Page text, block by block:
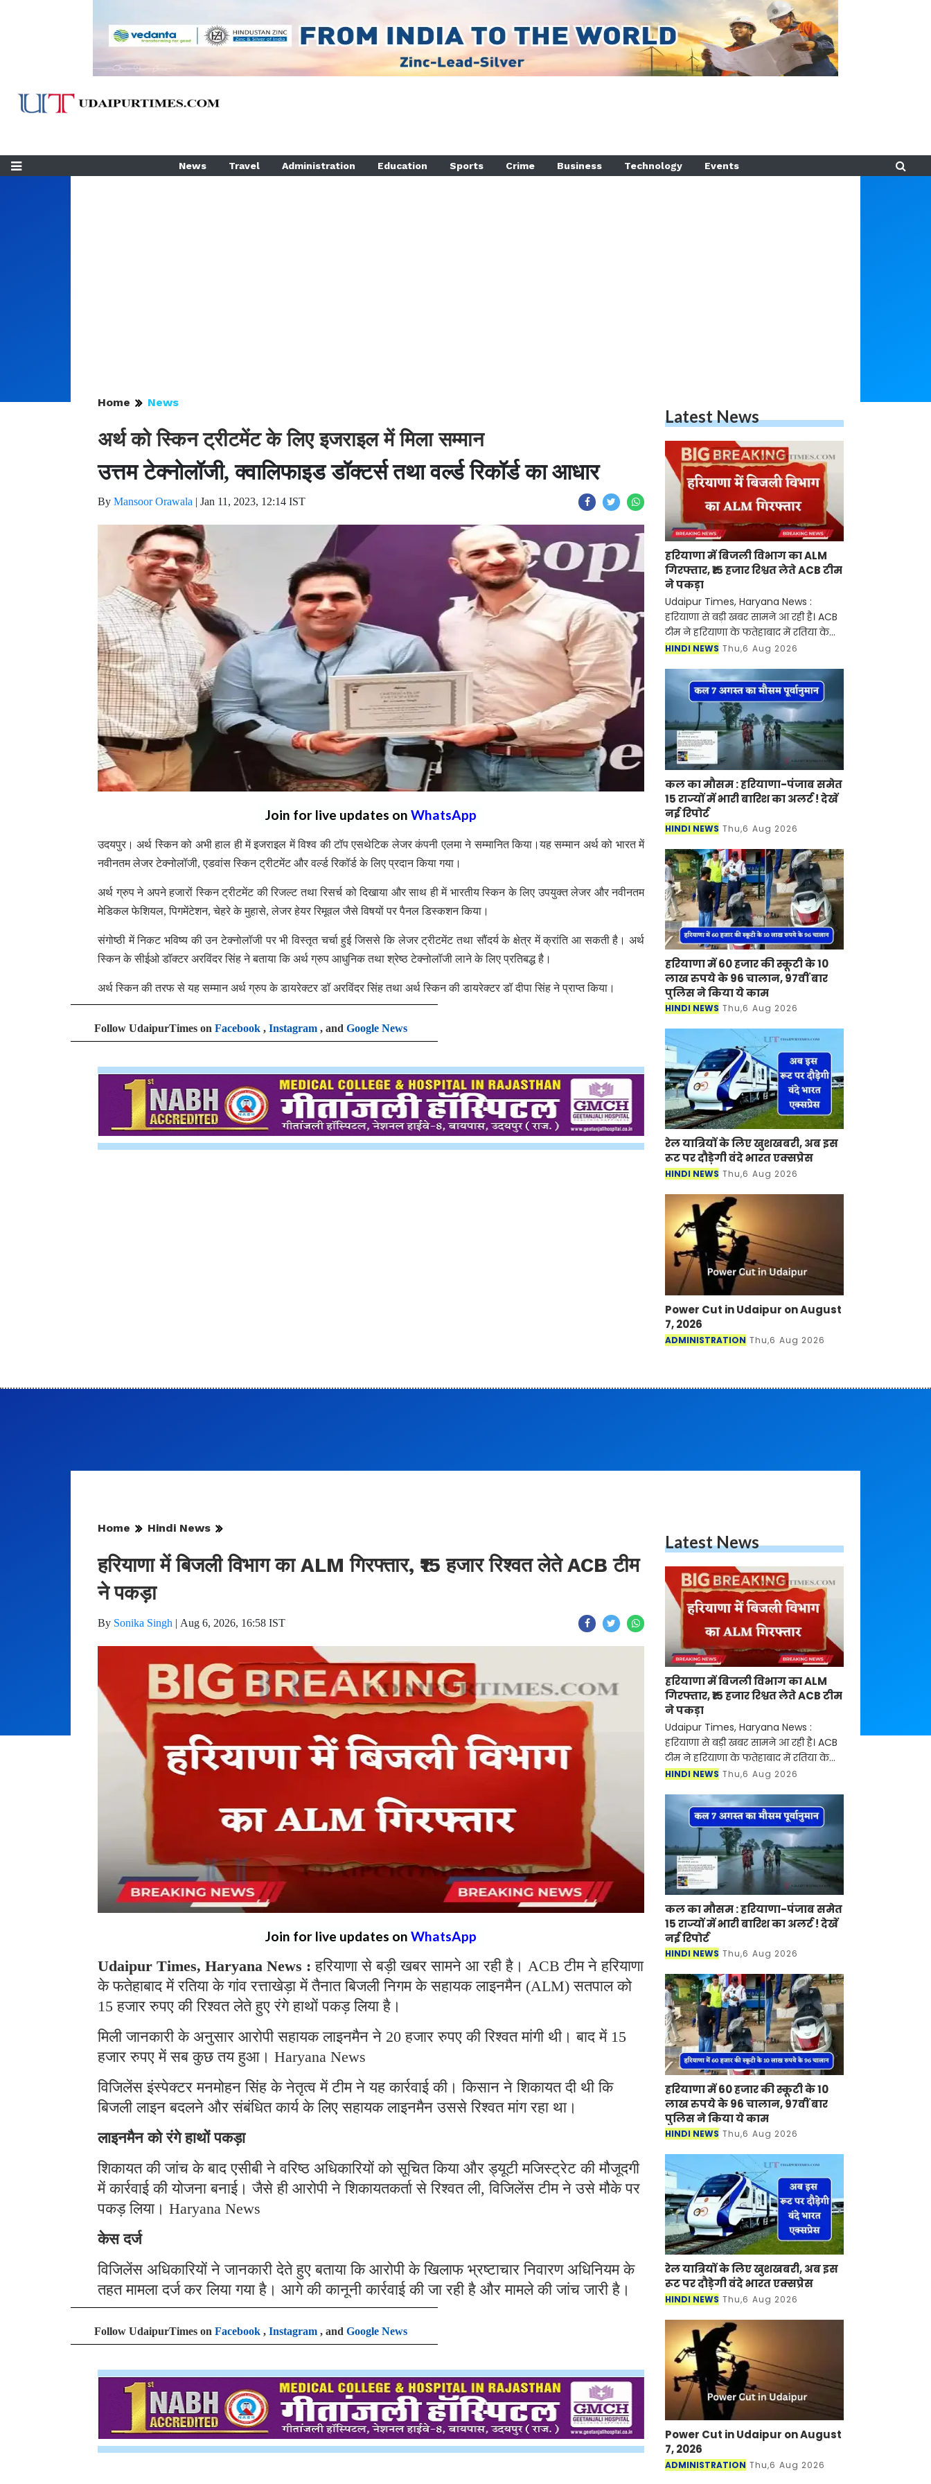
News Travel Administration Education Sports Crime Business Technology Events
Home News
अर्थ को स्किन ट्रीटमेंट के लिए इजराइल में मिला सम्मान
उत्तम टेक्नोलॉजी, क्वालिफाइड डॉक्टर्स तथा वर्ल्ड रिकॉर्ड का आधार
By Mansoor Orawala | Jan 11, 2023, 12:14 IST
Join for live updates on WhatsApp
उदयपुर। अर्थ स्किन को अभी हाल ही में इजराइल में विश्व की टॉप एसथेटिक लेजर कंपनी एलमा ने सम्मानित किया।यह सम्मान अर्थ को भारत में
नवीनतम लेजर टेक्नोलॉजी, एडवांस स्किन ट्रीटमेंट और वर्ल्ड रिकॉर्ड के लिए प्रदान किया गया।
अर्थ ग्रुप ने अपने हजारों स्किन ट्रीटमेंट की रिजल्ट तथा रिसर्च को दिखाया और साथ ही में भारतीय स्किन के लिए उपयुक्त लेजर और नवीनतम
मेडिकल फेशियल, पिगमेंटेशन, चेहरे के मुहासे, लेजर हेयर रिमूवल जैसे विषयों पर पैनल डिस्कशन किया।
संगोष्ठी में निकट भविष्य की उन टेक्नोलॉजी पर भी विस्तृत चर्चा हुई जिससे कि लेजर ट्रीटमेंट तथा सौंदर्य के क्षेत्र में क्रांति आ सकती है। अर्थ
स्किन के सीईओ डॉक्टर अरविंदर सिंह ने बताया कि अर्थ ग्रुप आधुनिक तथा श्रेष्ठ टेक्नोलॉजी लाने के लिए प्रतिबद्ध है।
अर्थ स्किन की तरफ से यह सम्मान अर्थ ग्रुप के डायरेक्टर डॉ अरविंदर सिंह तथा अर्थ स्किन की डायरेक्टर डॉ दीपा सिंह ने प्राप्त किया।
Follow UdaipurTimes on Facebook , Instagram , and Google News
Latest News
हरियाणा में बिजली विभाग का ALM
गिरफ्तार, ₹15 हजार रिश्वत लेते ACB टीम
ने पकड़ा
Udaipur Times, Haryana News :
हरियाणा से बड़ी खबर सामने आ रही है। ACB
टीम ने हरियाणा के फतेहाबाद में रतिया के
गांव रत्ताखेड़ा में तैनात बिजली निगम के
हजार रुपए की रिश्व
HINDI NEWS Thu,6 Aug 2026
कल का मौसम : हरियाणा-पंजाब समेत
15 राज्यों में भारी बारिश का अलर्ट ! देखें
नई रिपोर्ट
HINDI NEWS Thu,6 Aug 2026
हरियाणा में 60 हजार की स्कूटी के 10
लाख रुपये के 96 चालान, 97वीं बार
पुलिस ने किया ये काम
HINDI NEWS Thu,6 Aug 2026
रेल यात्रियों के लिए खुशखबरी, अब इस
रूट पर दौड़ेगी वंदे भारत एक्‍सप्रेस
HINDI NEWS Thu,6 Aug 2026
Power Cut in Udaipur on August
7, 2026
ADMINISTRATION Thu,6 Aug 2026
Home Hindi News
हरियाणा में बिजली विभाग का ALM गिरफ्तार, ₹15 हजार रिश्वत लेते ACB टीम
ने पकड़ा
By Sonika Singh | Aug 6, 2026, 16:58 IST
Join for live updates on WhatsApp
Udaipur Times, Haryana News :हरियाणा से बड़ी खबर सामने आ रही है। ACB टीम ने हरियाणा
के फतेहाबाद में रतिया के गांव रत्ताखेड़ा में तैनात बिजली निगम के सहायक लाइनमैन (ALM) सतपाल को
15 हजार रुपए की रिश्वत लेते हुए रंगे हाथों पकड़ लिया है।
मिली जानकारी के अनुसार आरोपी सहायक लाइनमैन ने 20 हजार रुपए की रिश्वत मांगी थी। बाद में 15
हजार रुपए में सब कुछ तय हुआ। Haryana News
विजिलेंस इंस्पेक्टर मनमोहन सिंह के नेतृत्व में टीम ने यह कार्रवाई की। किसान ने शिकायत दी थी कि
बिजली लाइन बदलने और संबंधित कार्य के लिए सहायक लाइनमैन उससे रिश्वत मांग रहा था।
लाइनमैन को रंगे हाथों पकड़ा
शिकायत की जांच के बाद एसीबी ने वरिष्ठ अधिकारियों को सूचित किया और ड्यूटी मजिस्ट्रेट की मौजूदगी
में कार्रवाई की योजना बनाई। जैसे ही आरोपी ने शिकायतकर्ता से रिश्वत ली, विजिलेंस टीम ने उसे मौके पर
पकड़ लिया। Haryana News
केस दर्ज
विजिलेंस अधिकारियों ने जानकारी देते हुए बताया कि आरोपी के खिलाफ भ्रष्टाचार निवारण अधिनियम के
तहत मामला दर्ज कर लिया गया है। आगे की कानूनी कार्रवाई की जा रही है और मामले की जांच जारी है।
Follow UdaipurTimes on Facebook , Instagram , and Google News
Latest News
हरियाणा में बिजली विभाग का ALM
गिरफ्तार, ₹15 हजार रिश्वत लेते ACB टीम
ने पकड़ा
Udaipur Times, Haryana News :
हरियाणा से बड़ी खबर सामने आ रही है। ACB
टीम ने हरियाणा के फतेहाबाद में रतिया के
गांव रत्ताखेड़ा में तैनात बिजली निगम के
हजार रुपए की रिश्व
HINDI NEWS Thu,6 Aug 2026
कल का मौसम : हरियाणा-पंजाब समेत
15 राज्यों में भारी बारिश का अलर्ट ! देखें
नई रिपोर्ट
HINDI NEWS Thu,6 Aug 2026
हरियाणा में 60 हजार की स्कूटी के 10
लाख रुपये के 96 चालान, 97वीं बार
पुलिस ने किया ये काम
HINDI NEWS Thu,6 Aug 2026
रेल यात्रियों के लिए खुशखबरी, अब इस
रूट पर दौड़ेगी वंदे भारत एक्‍सप्रेस
HINDI NEWS Thu,6 Aug 2026
Power Cut in Udaipur on August
7, 2026
ADMINISTRATION Thu,6 Aug 2026